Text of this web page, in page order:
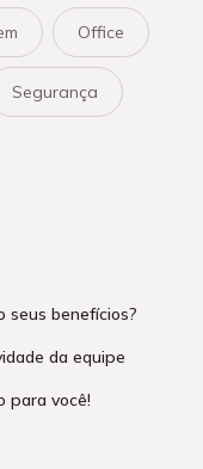
Office
Segurança
seus benefícios?
da equipe
para você!